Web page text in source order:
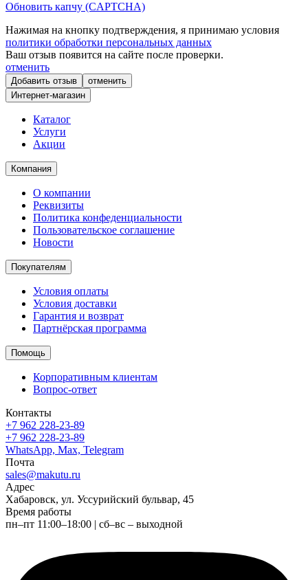
Обновить капчу (CAPTCHA)
Нажимая на кнопку подтверждения, я принимаю условия
политики обработки персональных данных
Ваш отзыв появится на сайте после проверки.
отменить
отменить
Интернет-магазин
Каталог
Услуги
Акции
Компания
О компании
Реквизиты
Политика конфеденциальности
Пользовательское соглашение
Новости
Покупателям
Условия оплаты
Условия доставки
Гарантия и возврат
Партнёрская программа
Помощь
Корпоративным клиентам
Вопрос-ответ
Контакты
+7 962 228-23-89
+7 962 228-23-89
WhatsApp, Max, Telegram
Почта
sales@makutu.ru
Адрес
Хабаровск, ул. Уссурийский бульвар, 45
Время работы
пн–пт 11:00–18:00 | сб–вс – выходной